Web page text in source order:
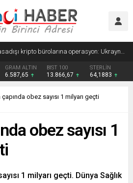
Moskova’da yasadışı kripto bürolarına operasyon: Ukraynalı dolandırıcıların paraları aklanıyordu
GRAM ALTIN
6.587,65
BIST 100
13.866,67
STERLİN
64,1883
çapında obez sayısı 1 milyarı geçti
obez sayısı 1
1 milyarı geçti. Dünya Sağlık